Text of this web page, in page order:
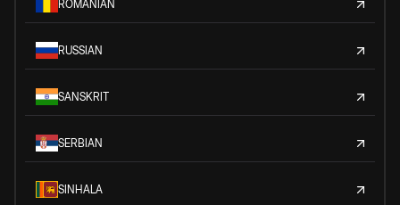
ROMANIAN
RUSSIAN
SANSKRIT
SERBIAN
SINHALA